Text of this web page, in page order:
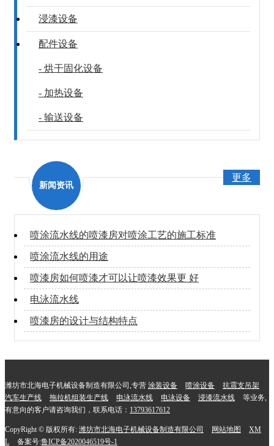
浸漆设备
配件设备
- 烘干固化设备
- 加热设备
- 输送设备
新闻资讯
更多
喷涂流水线的喷漆房对喷涂工艺的施工标准
喷涂流水线的用途
喷漆房如何喷漆才可以让喷漆效果更 好
电泳流水线
喷漆房的设计与结构特点
潍坊市北海电子机械设备制造有限公司,专营 涂装设备 喷涂设备
抗震支吊架
汽车生产线
拖拉机组装生产线 电泳流水线 电泳设备 浸漆流水线
等业务,
有意向的客户请咨询我们，联系电话： 13793617612
CopyRight © 版权所有: 潍坊市北海电子机械设备制造有限公司 网站地图
XM
L
备案号:鲁ICP备2020046519号-1